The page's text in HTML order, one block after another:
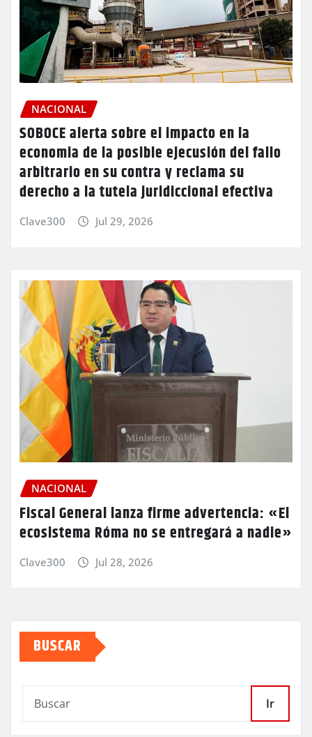
NACIONAL
SOBOCE alerta sobre el impacto en la
economia de la posible ejecusión del fallo
arbitrario en su contra y reclama su
derecho a la tutela juridiccional efectiva
Clave300 Jul 29, 2026
NACIONAL
Fiscal General lanza firme advertencia: «El
ecosistema Róma no se entregará a nadie»
Clave300 Jul 28, 2026
BUSCAR
Ir